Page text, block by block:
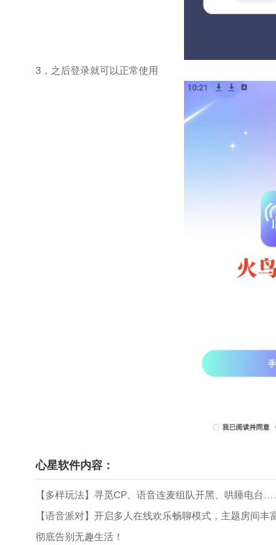
3，之后登录就可以正常使用
心星软件内容：
【多样玩法】寻觅CP、语音连麦组队开黑、哄睡电台
【语音派对】开启多人在线欢乐畅聊模式，主题房间
彻底告别无趣生活！